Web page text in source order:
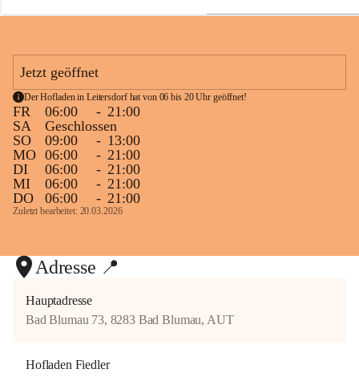
g
e
d
l
e
r
wie viele Menschen diesen ersten Tag mit uns gefeiert haben, macht
uns unglaublich glücklich und dankbar.
Wir freuen uns schon jetzt auf viele gemütliche Stunden, nette
Gespräche und schöne gemeinsame Momente mit euch.
Danke, dass ihr heute Teil unseres Herzensprojekts wart. Wir freuen
uns auf ein baldiges Wiedersehen in der Dorfschenke Heurigen Fiedler!
❤️🥂🌿
Jetzt geöffnet
Der Hofladen in Leitersdorf hat von 06 bis 20 Uhr geöffnet!
FR 06:00 - 21:00
SA
Geschlossen
SO
09:00 - 13:00
MO 06:00 - 21:00
DI
06:00 - 21:00
MI
06:00 - 21:00
DO
06:00 - 21:00
Zuletzt bearbeitet: 20.03.2026
Adresse 📍
Hauptadresse
Bad Blumau 73, 8283 Bad Blumau, AUT
Hofladen Fiedler